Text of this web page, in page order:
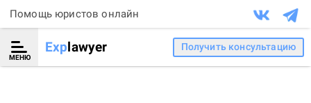
Помощь юристов онлайн
МЕНЮ
Explawyer Получить консультацию